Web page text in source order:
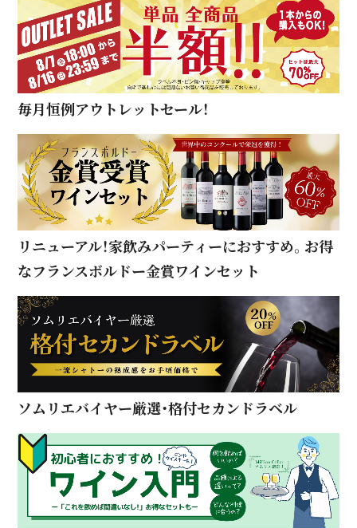
毎月恒例アウトレットセール！
リニューアル！家飲みパーティーにおすすめ。お得
なフランスボルドー金賞ワインセット
ソムリエバイヤー厳選・格付セカンドラベル